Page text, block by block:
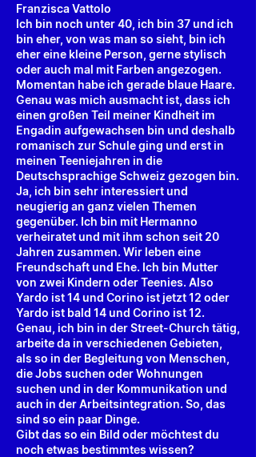
Franzisca Vattolo
Ich bin noch unter 40, ich bin 37 und ich
bin eher, von was man so sieht, bin ich
eher eine kleine Person, gerne stylisch
oder auch mal mit Farben angezogen.
Momentan habe ich gerade blaue Haare.
Genau was mich ausmacht ist, dass ich
einen großen Teil meiner Kindheit im
Engadin aufgewachsen bin und deshalb
romanisch zur Schule ging und erst in
meinen Teeniejahren in die
Deutschsprachige Schweiz gezogen bin.
Ja, ich bin sehr interessiert und
neugierig an ganz vielen Themen
gegenüber. Ich bin mit Hermanno
verheiratet und mit ihm schon seit 20
Jahren zusammen. Wir leben eine
Freundschaft und Ehe. Ich bin Mutter
von zwei Kindern oder Teenies. Also
Yardo ist 14 und Corino ist jetzt 12 oder
Yardo ist bald 14 und Corino ist 12.
Genau, ich bin in der Street-Church tätig,
arbeite da in verschiedenen Gebieten,
als so in der Begleitung von Menschen,
die Jobs suchen oder Wohnungen
suchen und in der Kommunikation und
auch in der Arbeitsintegration. So, das
sind so ein paar Dinge.
Gibt das so ein Bild oder möchtest du
noch etwas bestimmtes wissen?